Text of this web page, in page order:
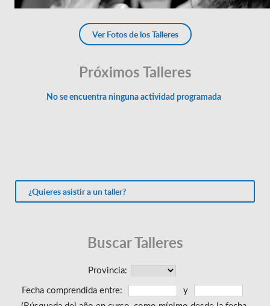
Ver Fotos de los Talleres
Próximos Talleres
¿Quieres asistir a un taller?
Buscar Talleres